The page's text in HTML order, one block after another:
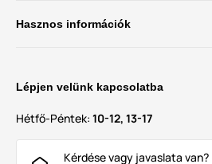
Hasznos információk
Lépjen velünk kapcsolatba
Hétfő-Péntek: 10-12, 13-17
Kérdése vagy javaslata van?